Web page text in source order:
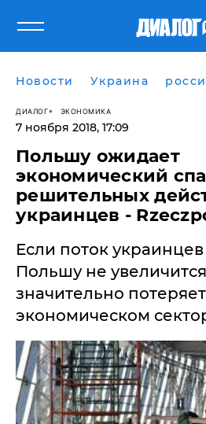
Новости Украина
ДИАЛОГ ЭКОНОМИКА
7 ноября 2018, 17:09
Польшу ожидает
экономический
решительных
украинцев -
Если поток
Польшу не
значительно
экономическом